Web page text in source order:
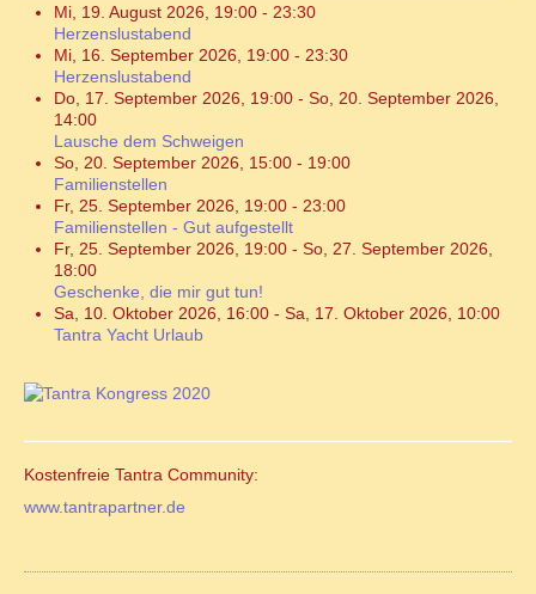
Mi, 19. August 2026 19:00 - 23:30
Herzenslustabend
Mi, 16. September 2026
19:00 - 23:30
Herzenslustabend
Do, 17. September 2026
19:00 - So, 20. September 2026
14:00
Lausche dem Schweigen
So, 20. September 2026
15:00 - 19:00
Familienstellen
Fr, 25. September 2026
19:00 - 23:00
Familienstellen - Gut aufgestellt
Fr, 25. September 2026
19:00 - So, 27. September 2026
18:00
Geschenke, die mir gut tun!
Sa, 10. Oktober 2026
16:00 - Sa, 17. Oktober 2026
10:00
Tantra Yacht Urlaub
Kostenfreie Tantra Community:
www.tantrapartner.de